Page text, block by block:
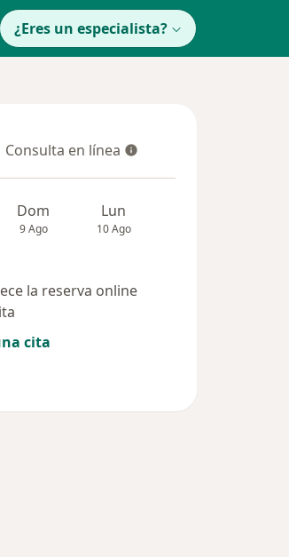
¿Eres un especialista?
en línea
Consulta en línea
Dom
9 Ago
Lun
10 Ago
la reserva online
cita